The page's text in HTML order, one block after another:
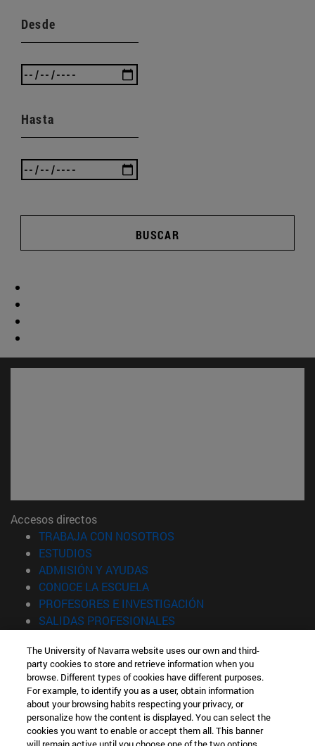
Desde
Hasta
BUSCAR
Accesos directos
TRABAJA CON NOSOTROS
ESTUDIOS
ADMISIÓN Y AYUDAS
CONOCE LA ESCUELA(abre en nueva ventana)
PROFESORES E INVESTIGACIÓN
SALIDAS PROFESIONALES
Información
TFNO +34 943 21 98 77
¿QUÉ GRADO TE INTERESA?
¿QUÉ MÁSTER TE INTERESA?
© Universidad de Navarra
The University of Navarra website uses our own and third-
party cookies to store and retrieve information when you
browse. Different types of cookies have different purposes.
For example, to identify you as a user, obtain information
about your browsing habits respecting your privacy, or
personalize how the content is displayed. You can select the
cookies you want to enable or accept them all. This banner